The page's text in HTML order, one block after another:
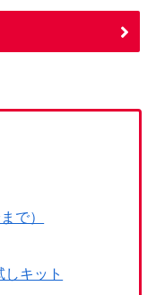
で）
キット